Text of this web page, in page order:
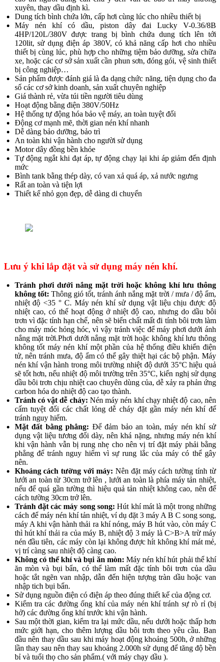
xuyên, thay dầu định kì.
Dung tích bình chứa lớn, cấp hơi cùng lúc cho nhiều thiết bị
Máy nén khí có dầu, piston dây đai Lucky V-0.36/8B
4HP/120L/380V được trang bị bình chứa dung tích lên tới
120lit, sử dụng điện áp 380V, có khả năng cấp hơi cho nhiều
thiết bị cùng lúc, phù hợp cho những tiệm bảo dưỡng, sửa chữa
xe, hoặc các cơ sở sản xuất cần phun sơn, đóng gói, vệ sinh thiết
bị công nghiệp…
Sản phẩm được đánh giá là đa dạng chức năng, tiện dụng cho đa
số các cơ sở kinh doanh, sản xuất chuyên nghiệp
Giá thành rẻ, vừa túi tiền người tiêu dùng
Hoạt động bằng điện 380V/50Hz
Hệ thống tự động hóa bảo vệ máy, an toàn tuyệt đối
Động cơ mạnh mẽ, thời gian nén khí nhanh
Dễ dàng bảo dưỡng, bảo trì
An toàn khi vận hành cho người sử dụng
Motor dây đồng bền khỏe
Tự động ngắt khi đạt áp, tự động chạy lại khi áp giảm đến định
mức
Bình tank bằng thép dày, có van xả quá áp, xả nước ngưng
Rất an toàn và tiện lợi
Thiết kế nhỏ gọn đẹp, dễ dàng di chuyển
Lưu ý khi lắp đặt và sử dụng máy nén khí.
Tránh phơi dưới nắng mặt trời hoặc không khí lưu thông
không tốt: Thông gió tốt, tránh ánh nắng mặt trời / mưa / độ ẩm,
nhiệt độ <35 ° C. Máy nén khí sử dụng vật liệu chịu được độ
nhiệt cao, có thể hoạt động ở nhiệt độ cao, nhưng do dầu bôi
trơn vì đặc tính hạn chế, nên sẽ biến chất mất đi tính bôi trơn làm
cho máy móc hỏng hóc, vì vậy tránh việc để máy phơi dưới ánh
nắng mặt trời.Phơi dưới nắng mặt trời hoặc không khí lưu thông
không tốt máy nén khí một phần của hệ thống điều khiển điện
tử, nên tránh mưa, độ ẩm có thể gây thiệt hại các bộ phận. Máy
nén khí vận hành trong môi trường nhiệt độ dưới 35°C hiệu quả
sẽ tốt hơn, nếu nhiệt độ môi trường trên 35°C, kiến nghị sử dụng
dầu bôi trơn chịu nhiệt cao chuyên dùng của, dễ xảy ra phản ứng
carbon hóa do nhiệt độ cao tạo thành.
Tránh có vật dễ cháy: Nén máy nén khí chạy nhiệt độ cao, nên
cấm tuyệt đối các chất lỏng dễ cháy đặt gần máy nén khí để
tránh nguy hiểm.
Mặt đất bằng phẳng: Để đảm bảo an toàn, máy nén khí sử
dụng vật liệu tương đối dày, nên khá nặng, nhưng máy nén khí
khi vận hành vẫn bị rung nhẹ cho nên vị trí đặt máy phải bằng
phẳng để tránh nguy hiểm vì sự rung lắc của máy có thể gây
nên.
Khoảng cách tường với máy: Nên đặt máy cách tường tính từ
lưới an toàn từ 30cm trở lên , lưới an toàn là phía máy tản nhiệt,
nếu để quá gần tường thì hiệu quả tản nhiệt không cao, nên để
cách tường 30cm trở lên.
Tránh đặt các máy song song: Hút khí mát là một trong những
cách để máy nén khí tản nhiệt, ví dụ đặt 3 máy A B C song song,
máy A khi vận hành thải ra khí nóng, máy B hút vào, còn máy C
thì hút khí thải ra của máy B, nhiệt độ 3 máy là C>B>A trừ máy
nén đầu tiên, các máy còn lại không được hít không khí mát mẻ,
vị trí càng sau nhiệt độ càng cao.
Không có thể khí và bụi ăn mòn: Máy nén khí hút phải thể khí
ăn mòn và bụi bẩn, có thể làm mất đặc tính bôi trơn của dầu
hoặc tắt ngẽn van nhập, dẫn đến hiện tượng tràn dầu hoặc van
nhập tich bụi bẩn.
Sử dụng nguồn điện có điện áp theo đúng thiết kế của động cơ.
Kiểm tra các đường ống khí của máy nén khí tránh sự rò rỉ (bị
hở) các đường ống khí trước khi vận hành.
Sau một thời gian, kiểm tra lại mức dầu, nếu dưới hoặc thấp hơn
mức giới hạn, cho thêm lượng dầu bôi trơn theo yêu cầu. Ban
đầu nên thay dầu sau khi máy hoạt động khoảng 500h, ở những
lần thay sau nên thay sau khoảng 2.000h sử dụng để tăng độ bền
bỉ và tuổi thọ cho sản phẩm.( với máy chạy dầu ).